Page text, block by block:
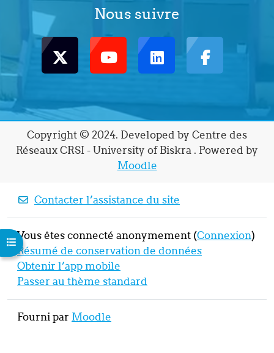
Ouvrir l’index du cours
Nous suivre
Copyright © 2024. Developed by Centre des
Réseaux CRSI - University of Biskra . Powered by
Moodle
Contacter l’assistance du site
Vous êtes connecté anonymement (Connexion)
Résumé de conservation de données
Obtenir l’app mobile
Passer au thème standard
Fourni par Moodle